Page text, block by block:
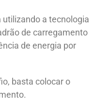
a tecnologia
de carregamento
de energia por
basta colocar o